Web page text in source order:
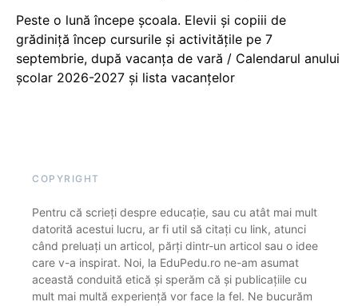
Peste o lună începe școala. Elevii și copiii de
grădiniță încep cursurile și activitățile pe 7
septembrie, după vacanța de vară / Calendarul anului
școlar 2026-2027 și lista vacanțelor
COPYRIGHT
Pentru că scrieți despre educație, sau cu atât mai mult
datorită acestui lucru, ar fi util să citați cu link, atunci
când preluați un articol, părți dintr-un articol sau o idee
care v-a inspirat. Noi, la EduPedu.ro ne-am asumat
această conduită etică și sperăm că și publicațiile cu
mult mai multă experiență vor face la fel. Ne bucurăm